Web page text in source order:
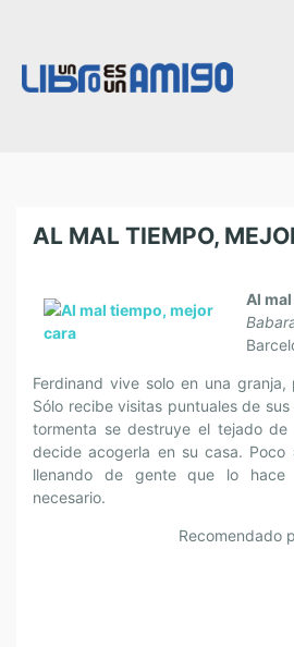
AL MAL TIEMPO,
Al
Ferdinand vive solo en una
Sólo recibe visitas puntuales de
tormenta se destruye el tejado
decide acogerla en su casa.
llenando de gente que lo
necesario.
Recomendado